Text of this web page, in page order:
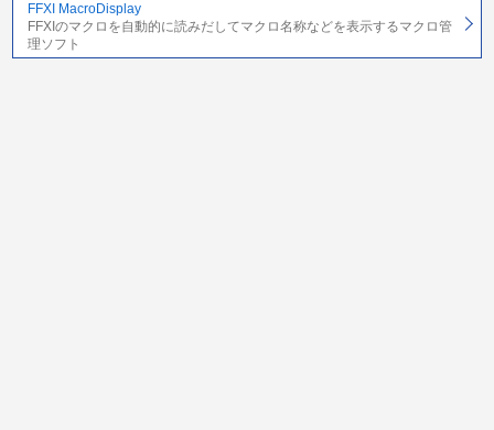
FFXI MacroDisplay
FFXIのマクロを自動的に読みだしてマクロ名称などを表示するマクロ管
理ソフト